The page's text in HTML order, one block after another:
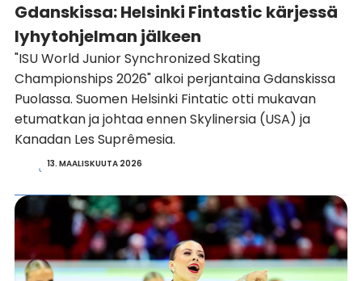
Gdanskissa: Helsinki Fintastic kärjessä
lyhytohjelman jälkeen
"ISU World Junior Synchronized Skating
Championships 2026" alkoi perjantaina Gdanskissa
Puolassa. Suomen Helsinki Fintatic otti mukavan
etumatkan ja johtaa ennen Skylinersia (USA) ja
Kanadan Les Suprêmesia.
13. MAALISKUUTA 2026